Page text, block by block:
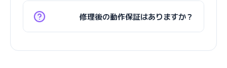
修理後の動作保証はありますか？